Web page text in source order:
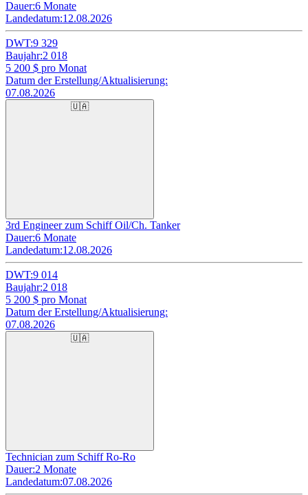
Dauer:6 Monate
Landedatum:12.08.2026
DWT:9 329
Baujahr:2 018
5 200 $ pro Monat
Datum der Erstellung/Aktualisierung:
07.08.2026
🇺🇦
3rd Engineer zum Schiff Oil/Ch. Tanker
Dauer:6 Monate
Landedatum:12.08.2026
DWT:9 014
Baujahr:2 018
5 200 $ pro Monat
Datum der Erstellung/Aktualisierung:
07.08.2026
🇺🇦
Technician zum Schiff Ro-Ro
Dauer:2 Monate
Landedatum:07.08.2026